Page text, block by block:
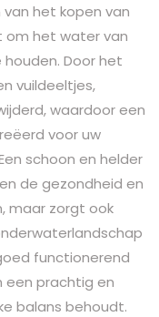
het kopen van
om het water van
Door het
vuildeeltjes,
waardoor een
voor uw
schoon en helder
de gezondheid en
maar zorgt ook
functionerend
een prachtig en
balans behoudt.